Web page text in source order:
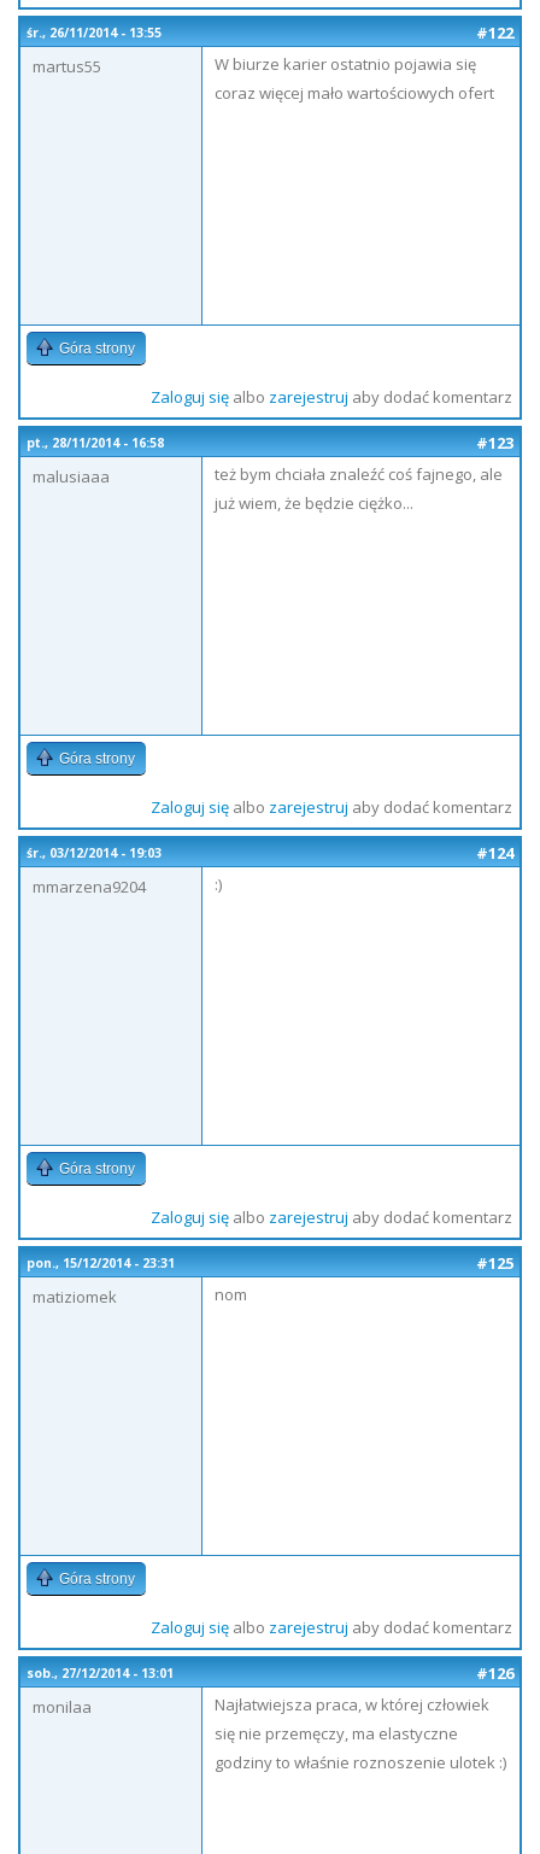
śr., 26/11/2014 - 13:55
#122
martus55
W biurze karier ostatnio pojawia się
coraz więcej mało wartościowych ofert
Góra strony
Zaloguj sięalbo zarejestruj aby dodać komentarz
pt., 28/11/2014 - 16:58
#123
malusiaaa
też bym chciała znaleźć coś fajnego, ale
już wiem, że będzie ciężko...
Góra strony
Zaloguj sięalbo zarejestruj aby dodać komentarz
śr., 03/12/2014 - 19:03
#124
mmarzena9204
:)
Góra strony
Zaloguj sięalbo zarejestruj aby dodać komentarz
pon., 15/12/2014 - 23:31
#125
matiziomek
nom
Góra strony
Zaloguj sięalbo zarejestruj aby dodać komentarz
sob., 27/12/2014 - 13:01
#126
monilaa
Najłatwiejsza praca, w której człowiek
się nie przemęczy, ma elastyczne
godziny to właśnie roznoszenie ulotek :)